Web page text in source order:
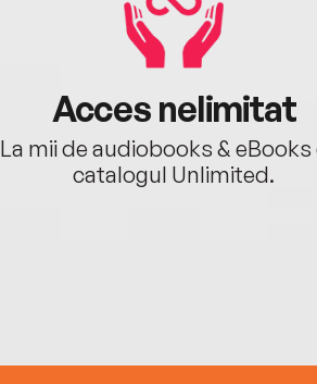
Acces nelimitat
La mii de audiobooks & eBooks
catalogul Unlimited.